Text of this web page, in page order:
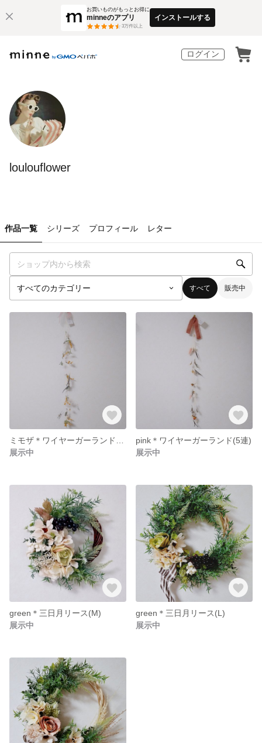
お買いものがもっとお得に
minneのアプリ
3万件以上
インストールする
ログイン
loulouflower
作品一覧 シリーズ プロフィール レター
すべて 販売中
展示中
pink＊ワイヤーガーランド(5連)
展示中
green＊三日月リース(M)
展示中
green＊三日月リース(L)
展示中